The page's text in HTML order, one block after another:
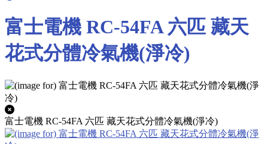
富士電機 RC-54FA 六匹 藏天
花式分體冷氣機(淨冷)
富士電機 RC-54FA 六匹 藏天花式分體冷氣機(淨冷)